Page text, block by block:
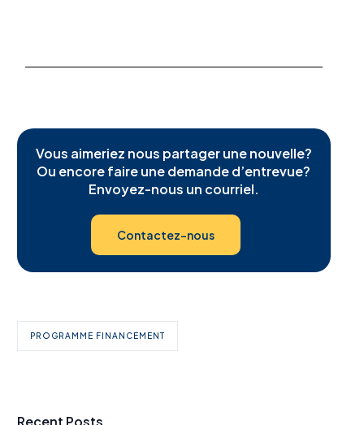
Vous aimeriez nous partager une nouvelle?
Ou encore faire une demande d’entrevue?
Envoyez-nous un courriel.
Contactez-nous
PROGRAMME FINANCEMENT
Recent Posts